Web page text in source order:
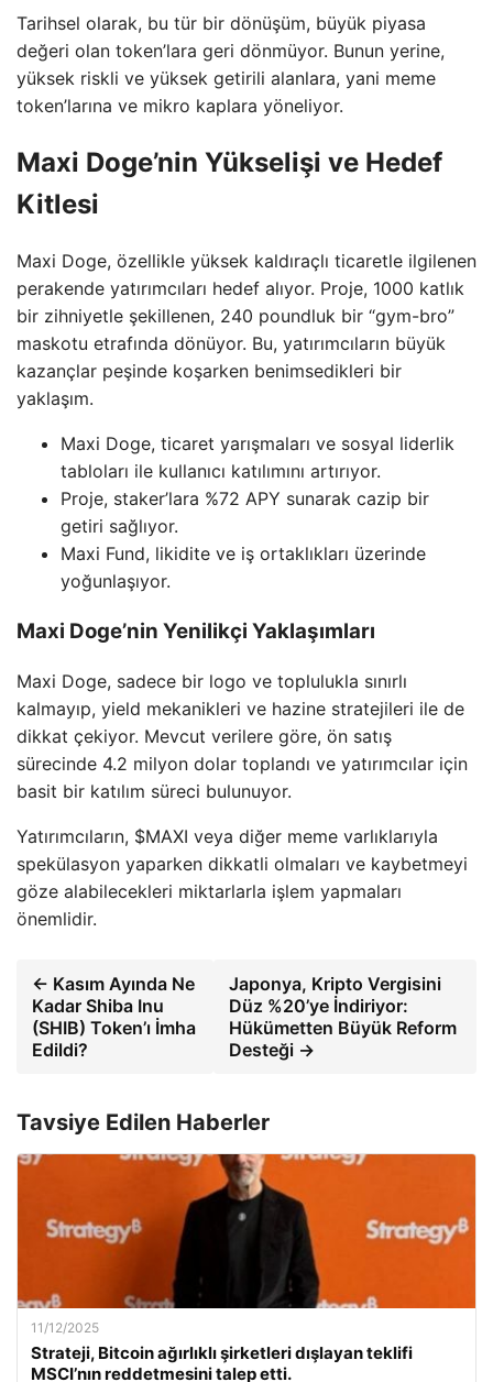
Tarihsel olarak, bu tür bir dönüşüm, büyük piyasa
değeri olan token’lara geri dönmüyor. Bunun yerine,
yüksek riskli ve yüksek getirili alanlara, yani meme
token’larına ve mikro kaplara yöneliyor.
Maxi Doge’nin Yükselişi ve Hedef
Kitlesi
Maxi Doge, özellikle yüksek kaldıraçlı ticaretle ilgilenen
perakende yatırımcıları hedef alıyor. Proje, 1000 katlık
bir zihniyetle şekillenen, 240 poundluk bir “gym-bro”
maskotu etrafında dönüyor. Bu, yatırımcıların büyük
kazançlar peşinde koşarken benimsedikleri bir
yaklaşım.
Maxi Doge, ticaret yarışmaları ve sosyal liderlik
tabloları ile kullanıcı katılımını artırıyor.
Proje, staker’lara %72 APY sunarak cazip bir
getiri sağlıyor.
Maxi Fund, likidite ve iş ortaklıkları üzerinde
yoğunlaşıyor.
Maxi Doge’nin Yenilikçi Yaklaşımları
Maxi Doge, sadece bir logo ve toplulukla sınırlı
kalmayıp, yield mekanikleri ve hazine stratejileri ile de
dikkat çekiyor. Mevcut verilere göre, ön satış
sürecinde 4.2 milyon dolar toplandı ve yatırımcılar için
basit bir katılım süreci bulunuyor.
Yatırımcıların, $MAXI veya diğer meme varlıklarıyla
spekülasyon yaparken dikkatli olmaları ve kaybetmeyi
göze alabilecekleri miktarlarla işlem yapmaları
önemlidir.
← Kasım Ayında Ne
Kadar Shiba Inu
(SHIB) Token’ı İmha
Edildi?
Japonya, Kripto Vergisini
Düz %20’ye İndiriyor:
Hükümetten Büyük Reform
Desteği →
Tavsiye Edilen Haberler
11/12/2025
Strateji, Bitcoin ağırlıklı şirketleri dışlayan teklifi
MSCI’nın reddetmesini talep etti.